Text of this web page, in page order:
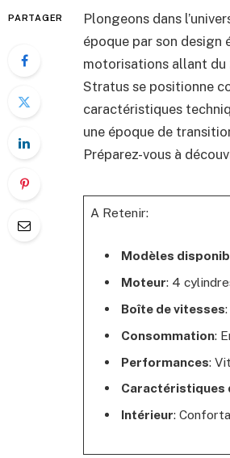
PARTAGER Plongeons dans
époque par son
motorisations allant du
Stratus se positionne
caractéristiques
une époque de
Préparez-vous à
A Retenir:
Modèles
Moteur: 4
Boîte de vitesses
Consommation:
Performances:
Caractéristiques
Intérieur: